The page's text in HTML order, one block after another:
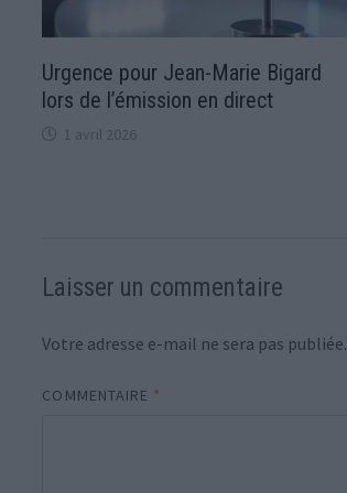
Urgence pour Jean-Marie Bigard
lors de l’émission en direct
1 avril 2026
Laisser un commentaire
Votre adresse e-mail ne sera pas publiée.
COMMENTAIRE *